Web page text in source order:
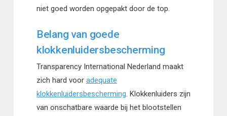
niet goed worden opgepakt door de top.
Belang van goede
klokkenluidersbescherming
Transparency International Nederland maakt
zich hard voor adequate
klokkenluidersbescherming. Klokkenluiders zijn
van onschatbare waarde bij het blootstellen